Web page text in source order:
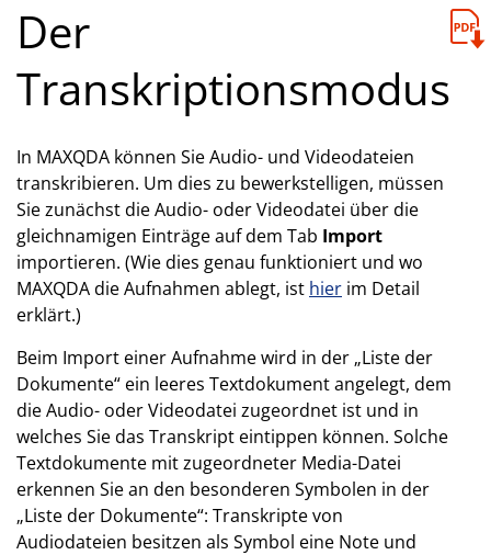
Der
Transkriptionsmodus
In MAXQDA können Sie Audio- und Videodateien
transkribieren. Um dies zu bewerkstelligen, müssen
Sie zunächst die Audio- oder Videodatei über die
gleichnamigen Einträge auf dem Tab Import
importieren. (Wie dies genau funktioniert und wo
MAXQDA die Aufnahmen ablegt, ist hier im Detail
erklärt.)
Beim Import einer Aufnahme wird in der „Liste der
Dokumente“ ein leeres Textdokument angelegt, dem
die Audio- oder Videodatei zugeordnet ist und in
welches Sie das Transkript eintippen können. Solche
Textdokumente mit zugeordneter Media-Datei
erkennen Sie an den besonderen Symbolen in der
„Liste der Dokumente“: Transkripte von
Audiodateien besitzen als Symbol eine Note und